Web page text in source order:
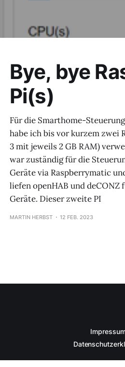
Bye, bye
Pi(s)
Für die Smarthome-
habe ich bis vor kurzem zwei
3 mit jeweils 2 GB RAM)
war zuständig für die
Geräte via Raspberrymatic
liefen openHAB und deCONZ
Geräte. Dieser zweite PI
MARTIN HERBST 12 FEB. 2023